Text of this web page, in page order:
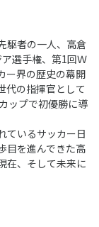
駆者の一人、高倉
選手権、第1回Ｗ
ー界の歴史の幕開
代の指揮官として
ップで初優勝に導
ているサッカー日
目を進んできた高
在、そして未来に